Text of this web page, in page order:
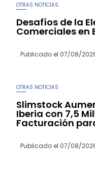
OTRAS NOTICIAS
Desafíos de la
Comerciales en
Publicado el 07/08/
OTRAS NOTICIAS
Slimstock
Iberia con 7,5
Facturación
Publicado el 07/08/